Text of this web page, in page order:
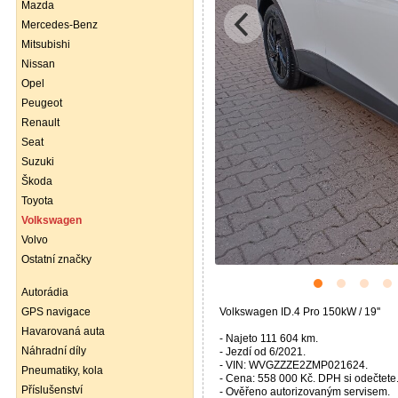
Mazda
Mercedes-Benz
Mitsubishi
Nissan
Opel
Peugeot
Renault
Seat
Suzuki
Škoda
Toyota
Volkswagen
Volvo
Ostatní značky
Autorádia
GPS navigace
Havarovaná auta
Náhradní díly
Pneumatiky, kola
Příslušenství
Volkswagen ID.4 Pro 150kW / 19''
- Najeto 111 604 km.
- Jezdí od 6/2021.
- VIN: WVGZZZE2ZMP021624.
- Cena: 558 000 Kč. DPH si odečtete.
- Ověřeno autorizovaným servisem.